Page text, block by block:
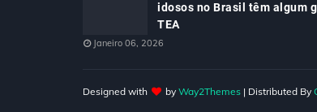
idosos no Brasil têm algum
TEA
Janeiro 06, 2026
Designed with by Way2Themes | Distributed By